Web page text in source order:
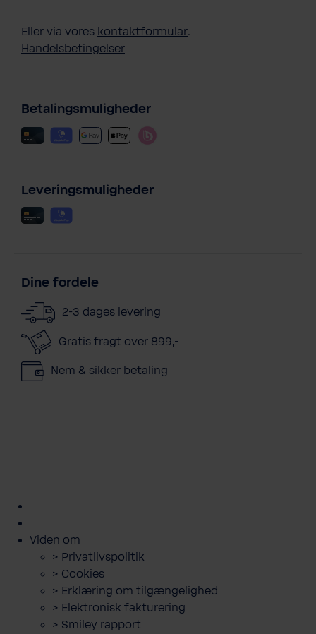
Eller via vores kontaktformular.
Handelsbetingelser
Betalingsmuligheder
Leveringsmuligheder
Dine fordele
2-3 dages levering
Gratis fragt over 899,-
Nem & sikker betaling
600
Bestil
Bestil
Book
Lej
Downloads
guides
Viden om
> Privatlivspolitik
> Cookies
> Erklæring om tilgængelighed
> Elektronisk fakturering
> Smiley rapport